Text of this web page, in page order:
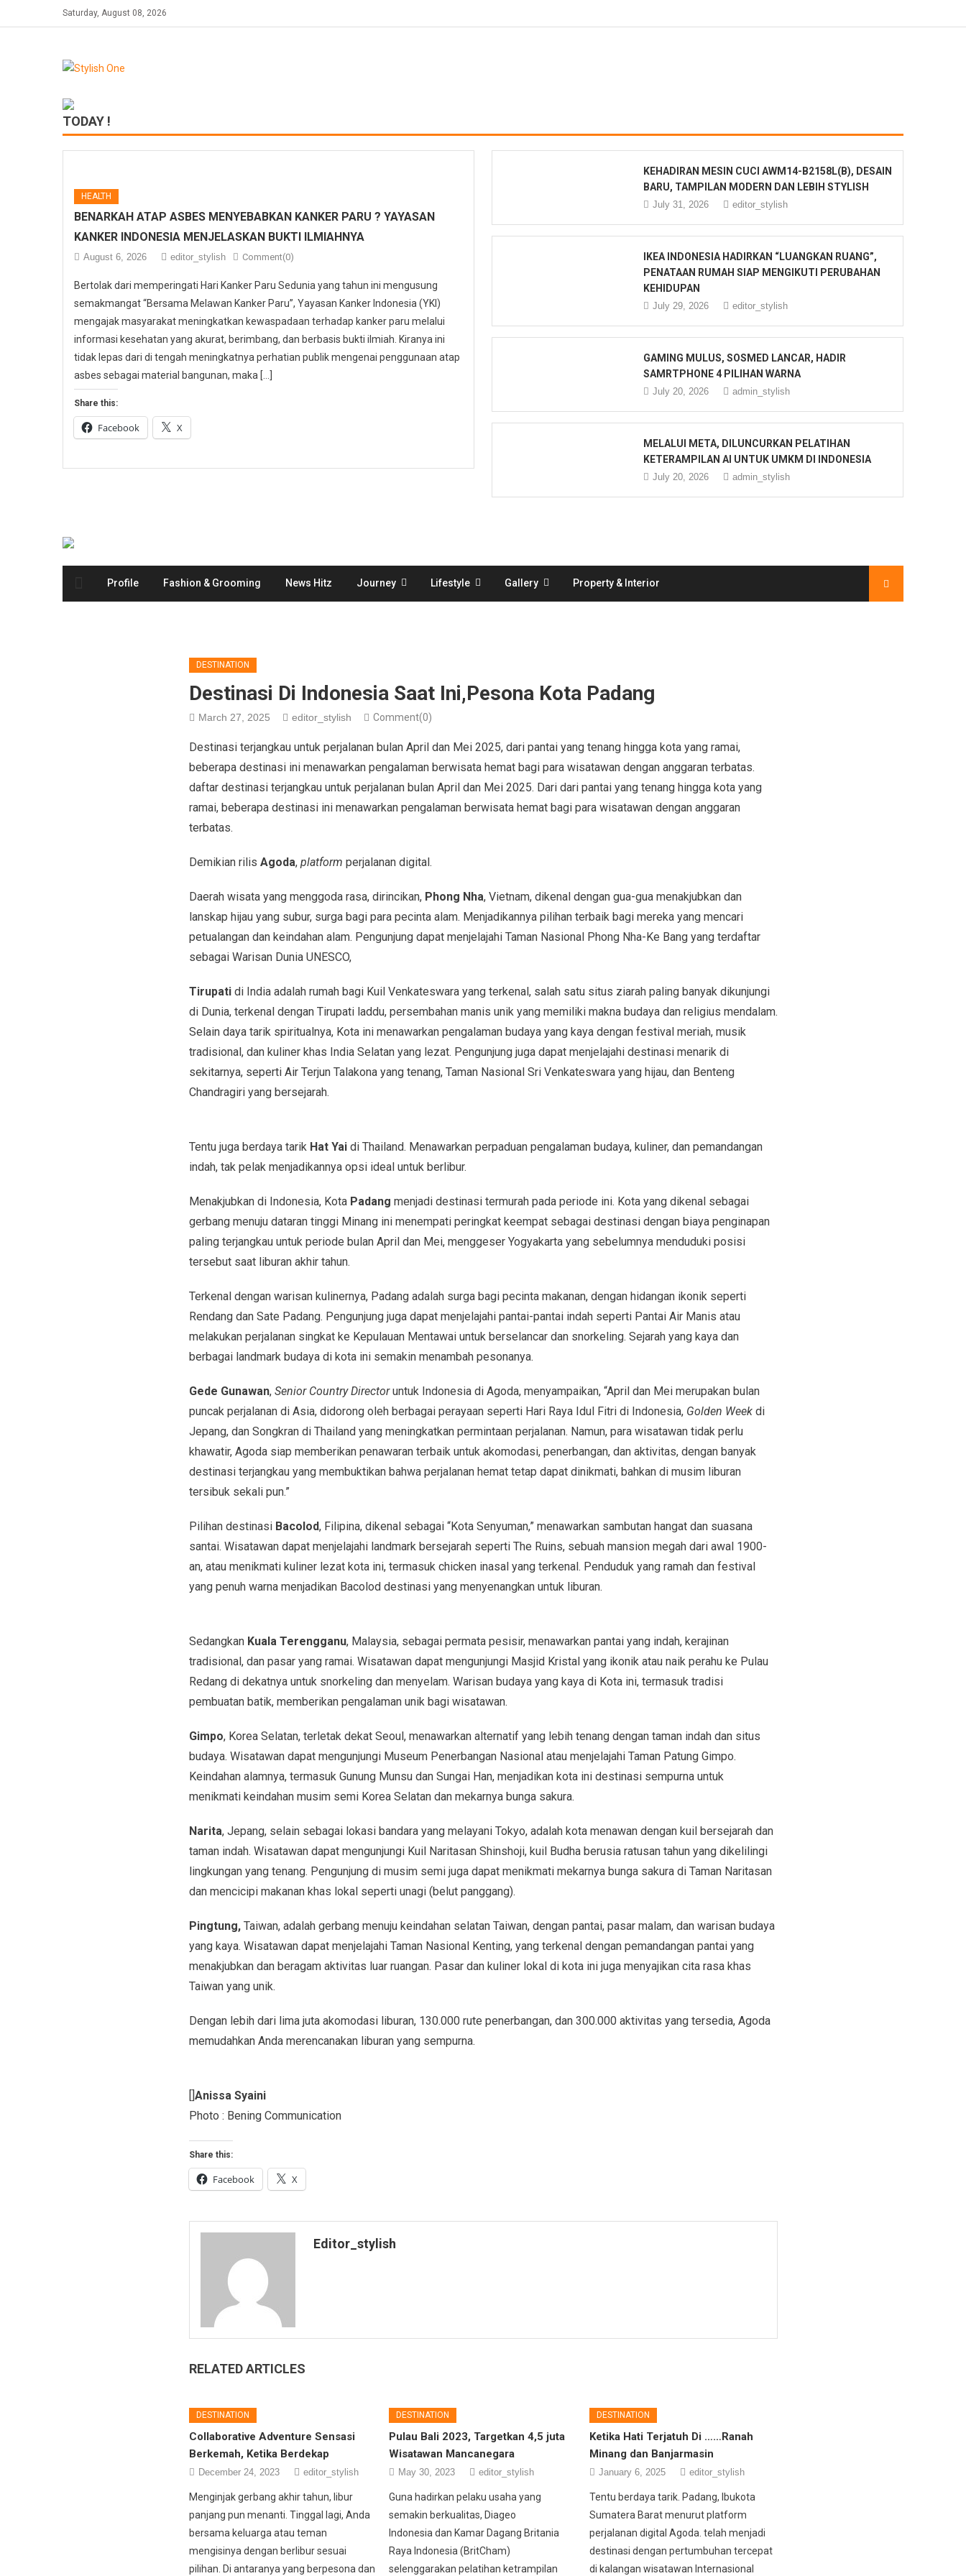
to
Saturday, August 08, 2026
TODAY !
HEALTH
BENARKAH ATAP ASBES MENYEBABKAN KANKER PARU ? YAYASAN
KANKER INDONESIA MENJELASKAN BUKTI ILMIAHNYA
August 6, 2026 editor_stylish Comment(0)
Bertolak dari memperingati Hari Kanker Paru Sedunia yang tahun ini mengusung
semakmangat “Bersama Melawan Kanker Paru”, Yayasan Kanker Indonesia (YKI)
mengajak masyarakat meningkatkan kewaspadaan terhadap kanker paru melalui
informasi kesehatan yang akurat, berimbang, dan berbasis bukti ilmiah. Kiranya ini
tidak lepas dari di tengah meningkatnya perhatian publik mengenai penggunaan atap
asbes sebagai material bangunan, maka […]
Share this:
Facebook X
KEHADIRAN MESIN CUCI AWM14-B2158L(B), DESAIN
BARU, TAMPILAN MODERN DAN LEBIH STYLISH
July 31, 2026 editor_stylish
IKEA INDONESIA HADIRKAN “LUANGKAN RUANG”,
PENATAAN RUMAH SIAP MENGIKUTI PERUBAHAN
KEHIDUPAN
July 29, 2026 editor_stylish
GAMING MULUS, SOSMED LANCAR, HADIR
SAMRTPHONE 4 PILIHAN WARNA
July 20, 2026 admin_stylish
MELALUI META, DILUNCURKAN PELATIHAN
KETERAMPILAN AI UNTUK UMKM DI INDONESIA
July 20, 2026 admin_stylish
Profile Fashion & Grooming News Hitz Journey Lifestyle Gallery Property & Interior
DESTINATION
Destinasi Di Indonesia Saat Ini,Pesona Kota Padang
March 27, 2025 editor_stylish Comment(0)
Destinasi terjangkau untuk perjalanan bulan April dan Mei 2025, dari pantai yang tenang hingga kota yang ramai,
beberapa destinasi ini menawarkan pengalaman berwisata hemat bagi para wisatawan dengan anggaran terbatas.
daftar destinasi terjangkau untuk perjalanan bulan April dan Mei 2025. Dari dari pantai yang tenang hingga kota yang
ramai, beberapa destinasi ini menawarkan pengalaman berwisata hemat bagi para wisatawan dengan anggaran
terbatas.
Demikian rilis Agoda, platform perjalanan digital.
Daerah wisata yang menggoda rasa, dirincikan, Phong Nha, Vietnam, dikenal dengan gua-gua menakjubkan dan
lanskap hijau yang subur, surga bagi para pecinta alam. Menjadikannya pilihan terbaik bagi mereka yang mencari
petualangan dan keindahan alam. Pengunjung dapat menjelajahi Taman Nasional Phong Nha-Ke Bang yang terdaftar
sebagai Warisan Dunia UNESCO,
Tirupati di India adalah rumah bagi Kuil Venkateswara yang terkenal, salah satu situs ziarah paling banyak dikunjungi
di Dunia, terkenal dengan Tirupati laddu, persembahan manis unik yang memiliki makna budaya dan religius mendalam.
Selain daya tarik spiritualnya, Kota ini menawarkan pengalaman budaya yang kaya dengan festival meriah, musik
tradisional, dan kuliner khas India Selatan yang lezat. Pengunjung juga dapat menjelajahi destinasi menarik di
sekitarnya, seperti Air Terjun Talakona yang tenang, Taman Nasional Sri Venkateswara yang hijau, dan Benteng
Chandragiri yang bersejarah.
Tentu juga berdaya tarik Hat Yaidi Thailand. Menawarkan perpaduan pengalaman budaya, kuliner, dan pemandangan
indah, tak pelak menjadikannya opsi ideal untuk berlibur.
Menakjubkan di Indonesia, KotaPadang menjadi destinasi termurah pada periode ini. Kota yang dikenal sebagai
gerbang menuju dataran tinggi Minang ini menempati peringkat keempat sebagai destinasi dengan biaya penginapan
paling terjangkau untuk periode bulan April dan Mei, menggeser Yogyakarta yang sebelumnya menduduki posisi
tersebut saat liburan akhir tahun.
Terkenal dengan warisan kulinernya, Padang adalah surga bagi pecinta makanan, dengan hidangan ikonik seperti
Rendang dan Sate Padang. Pengunjung juga dapat menjelajahi pantai-pantai indah seperti Pantai Air Manis atau
melakukan perjalanan singkat ke Kepulauan Mentawai untuk berselancar dan snorkeling. Sejarah yang kaya dan
berbagai landmark budaya di kota ini semakin menambah pesonanya.
Gede Gunawan, Senior Country Directoruntuk Indonesia di Agoda, menyampaikan, “April dan Mei merupakan bulan
puncak perjalanan di Asia, didorong oleh berbagai perayaan seperti Hari Raya Idul Fitri di Indonesia, Golden Weekdi
Jepang, dan Songkran di Thailand yang meningkatkan permintaan perjalanan. Namun, para wisatawan tidak perlu
khawatir, Agoda siap memberikan penawaran terbaik untuk akomodasi, penerbangan, dan aktivitas, dengan banyak
destinasi terjangkau yang membuktikan bahwa perjalanan hemat tetap dapat dinikmati, bahkan di musim liburan
tersibuk sekali pun.”
Pilihan destinasiBacolod, Filipina, dikenal sebagai “Kota Senyuman,” menawarkan sambutan hangat dan suasana
santai. Wisatawan dapat menjelajahi landmark bersejarah seperti The Ruins, sebuah mansion megah dari awal 1900-
an, atau menikmati kuliner lezat kota ini, termasuk chicken inasal yang terkenal. Penduduk yang ramah dan festival
yang penuh warna menjadikan Bacolod destinasi yang menyenangkan untuk liburan.
SedangkanKuala Terengganu, Malaysia, sebagai permata pesisir, menawarkan pantai yang indah, kerajinan
tradisional, dan pasar yang ramai. Wisatawan dapat mengunjungi Masjid Kristal yang ikonik atau naik perahu ke Pulau
Redang di dekatnya untuk snorkeling dan menyelam. Warisan budaya yang kaya di Kota ini, termasuk tradisi
pembuatan batik, memberikan pengalaman unik bagi wisatawan.
Gimpo, Korea Selatan, terletak dekat Seoul, menawarkan alternatif yang lebih tenang dengan taman indah dan situs
budaya. Wisatawan dapat mengunjungi Museum Penerbangan Nasional atau menjelajahi Taman Patung Gimpo.
Keindahan alamnya, termasuk Gunung Munsu dan Sungai Han, menjadikan kota ini destinasi sempurna untuk
menikmati keindahan musim semi Korea Selatan dan mekarnya bunga sakura.
Narita, Jepang, selain sebagai lokasi bandara yang melayani Tokyo, adalah kota menawan dengan kuil bersejarah dan
taman indah. Wisatawan dapat mengunjungi Kuil Naritasan Shinshoji, kuil Budha berusia ratusan tahun yang dikelilingi
lingkungan yang tenang. Pengunjung di musim semi juga dapat menikmati mekarnya bunga sakura di Taman Naritasan
dan mencicipi makanan khas lokal seperti unagi (belut panggang).
Pingtung,Taiwan, adalah gerbang menuju keindahan selatan Taiwan, dengan pantai, pasar malam, dan warisan budaya
yang kaya. Wisatawan dapat menjelajahi Taman Nasional Kenting, yang terkenal dengan pemandangan pantai yang
menakjubkan dan beragam aktivitas luar ruangan. Pasar dan kuliner lokal di kota ini juga menyajikan cita rasa khas
Taiwan yang unik.
Dengan lebih dari lima juta akomodasi liburan, 130.000 rute penerbangan, dan 300.000 aktivitas yang tersedia, Agoda
memudahkan Anda merencanakan liburan yang sempurna.
[]Anissa Syaini
Photo : Bening Communication
Share this:
Facebook X
Editor_stylish
RELATED ARTICLES
DESTINATION
Collaborative Adventure Sensasi
Berkemah, Ketika Berdekap
December 24, 2023 editor_stylish
Menginjak gerbang akhir tahun, libur
panjang pun menanti. Tinggal lagi, Anda
bersama keluarga atau teman
mengisinya dengan berlibur sesuai
pilihan. Di antaranya yang berpesona dan
DESTINATION
Pulau Bali 2023, Targetkan 4,5 juta
Wisatawan Mancanegara
May 30, 2023 editor_stylish
Guna hadirkan pelaku usaha yang
semakin berkualitas, Diageo
Indonesia dan Kamar Dagang Britania
Raya Indonesia (BritCham)
selenggarakan pelatihan ketrampilan
DESTINATION
Ketika Hati Terjatuh Di ……Ranah
Minang dan Banjarmasin
January 6, 2025 editor_stylish
Tentu berdaya tarik. Padang, Ibukota
Sumatera Barat menurut platform
perjalanan digital Agoda. telah menjadi
destinasi dengan pertumbuhan tercepat
di kalangan wisatawan Internasional